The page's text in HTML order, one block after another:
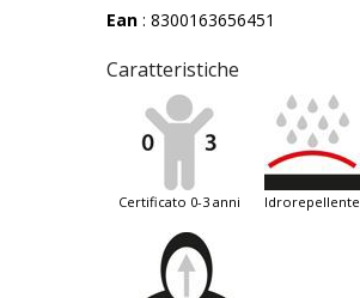
Ean : 8300163656451
Caratteristiche
certificato 0-3 anni idrorepellente